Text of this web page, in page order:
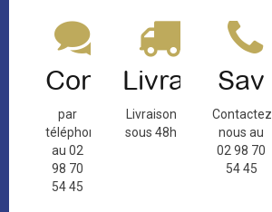
Contact
par
téléphone
au 02
98 70
54 45
Livraison
Livraison
sous 48h
Sav
Contactez-
nous au
02 98 70
54 45